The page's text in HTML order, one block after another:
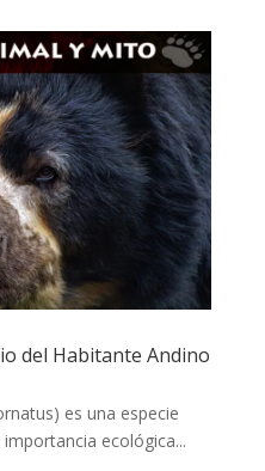
del Habitante Andino
es una especie
ecológica...